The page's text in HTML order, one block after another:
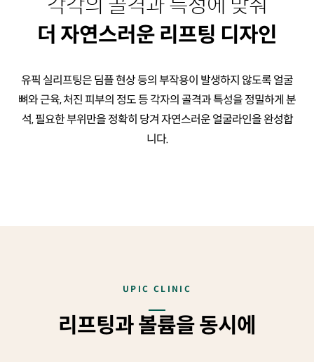
각각의 골격과 특성에 맞춰
더 자연스러운 리프팅 디자인
유픽 실리프팅은 딤플 현상 등의 부작용이 발생하지 않도록얼굴
뼈와 근육, 처진 피부의 정도 등 각자의 골격과 특성을 정밀하게 분
석,필요한 부위만을 정확히 당겨 자연스러운 얼굴라인을 완성합
니다.
UPIC CLINIC
리프팅과 볼륨을 동시에